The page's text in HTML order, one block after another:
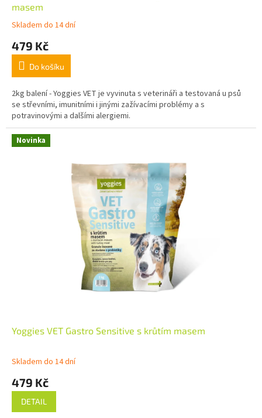
masem
Skladem do 14 dní
479 Kč
Do košíku
2kg balení - Yoggies VET je vyvinuta s veterináři a testovaná u psů
se střevními, imunitními i jinými zažívacími problémy a s
potravinovými a dalšími alergiemi.
Novinka
Yoggies VET Gastro Sensitive s krůtím masem
Skladem do 14 dní
479 Kč
DETAIL